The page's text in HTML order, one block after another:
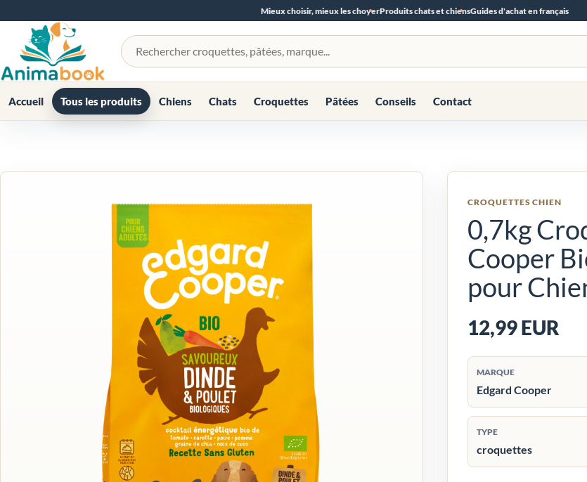
Mieux choisir, mieux les choyerProduits chats et chiensGuides d'achat en français
Rechercher un produit
Accueil Tous les produits Chiens Chats Croquettes Pâtées Conseils Contact
CROQUETTES CHIEN
0,7kg
Cooper
pour
12,99 EUR
MARQUE
Edgard Cooper
TYPE
croquettes